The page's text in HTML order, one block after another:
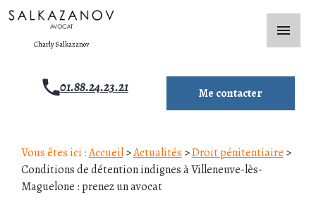
Charly Salkazanov
menu
01.88.24.23.21 Me contacter
Vous êtes ici :Accueil>Actualités >Droit pénitentiaire >
Conditions de détention indignes à Villeneuve-lès-
Maguelone : prenez un avocat
Panneau de gestion des cookies